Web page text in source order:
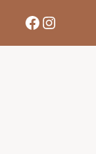
Facebook